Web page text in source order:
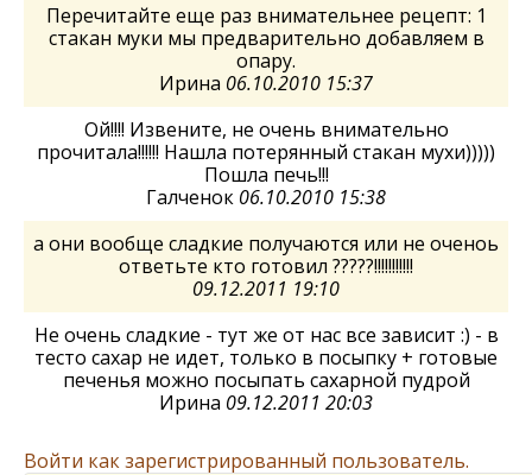
Перечитайте еще раз внимательнее рецепт: 1
стакан муки мы предварительно добавляем в
опару.
Ирина 06.10.2010 15:37
Ой!!!! Извените, не очень внимательно
прочитала!!!!!! Нашла потерянный стакан мухи)))))
Пошла печь!!!
Галченок 06.10.2010 15:38
а они вообще сладкие получаются или не оченоь
ответьте кто готовил ?????!!!!!!!!!!!
09.12.2011 19:10
Не очень сладкие - тут же от нас все зависит :) - в
тесто сахар не идет, только в посыпку + готовые
печенья можно посыпать сахарной пудрой
Ирина 09.12.2011 20:03
Войти как зарегистрированный пользователь.